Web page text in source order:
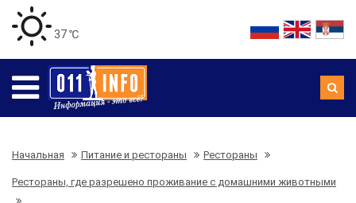
37 ℃
Начальная Питание и рестораны Рестораны
Рестораны, где разрешено проживание с домашними животными